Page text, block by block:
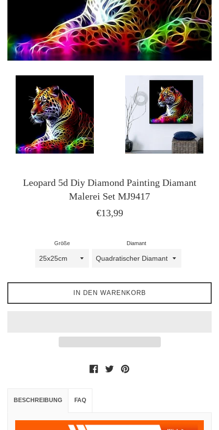
Leopard 5d Diy Diamond Painting Diamant
Malerei Set MJ9417
Normaler
€13,99
Größe Diamant
IN DEN WARENKORB
Auf Facebook teilen
Auf Twitter twittern
Auf Pinterest pinnen
BESCHREIBUNG FAQ